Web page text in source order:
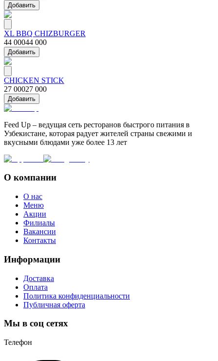
Добавить
XL BBQ CHIZBURGER
44 00044 000
Добавить
CHICKEN STICK
27 00027 000
Добавить
Feed Up – ведущая сеть ресторанов быстрого питания в
Узбекистане, которая радует жителей страны свежими и
вкусными блюдами уже более 13 лет
О компании
О нас
Меню
Акции
Филиалы
Вакансии
Контакты
Информации
Доставка
Оплата
Политика конфиденциальности
Публичная оферта
Мы в соц сетях
Телефон